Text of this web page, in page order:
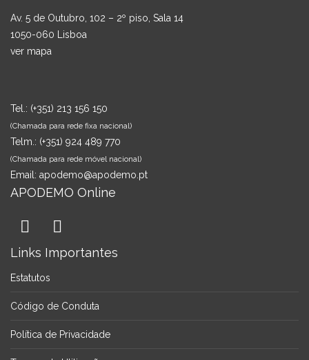
Av. 5 de Outubro, 102 – 2º piso, Sala 14
1050-060 Lisboa
ver mapa
Tel.: (+351) 213 156 150
(Chamada para rede fixa nacional)
Telm.: (+351) 924 489 770
(Chamada para rede móvel nacional)
Email: apodemo@apodemo.pt
APODEMO Online
Links Importantes
Estatutos
Código de Conduta
Política de Privacidade